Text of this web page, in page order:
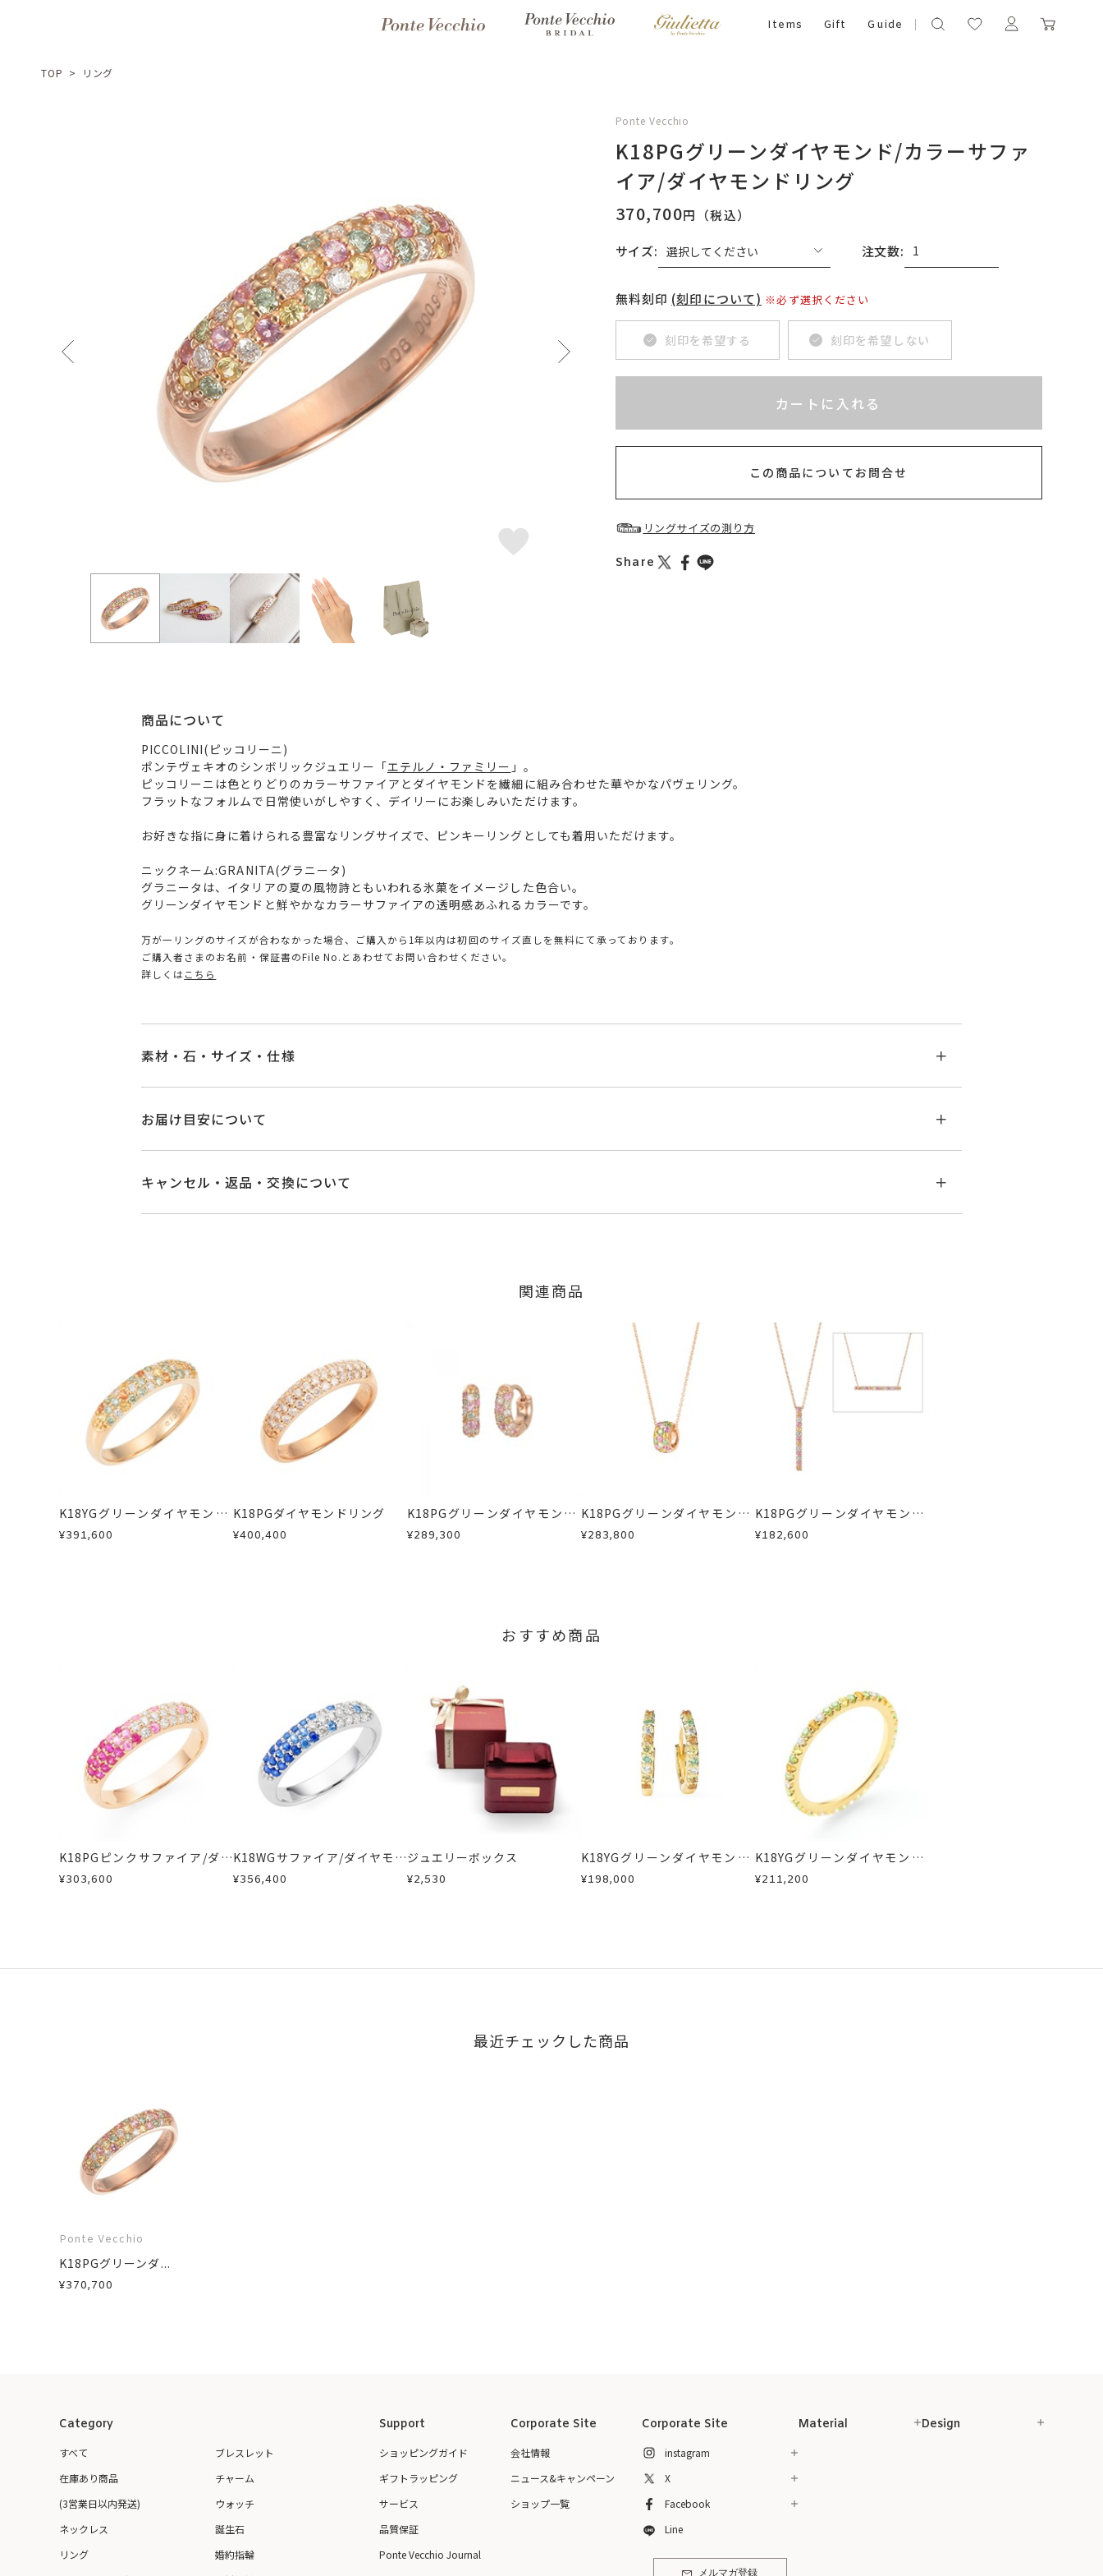
Items Gift Guide
TOP > リング
Ponte Vecchio
K18PGグリーンダイヤモンド/カラーサファ
イア/ダイヤモンドリング
370,700円（税込）
サイズ: 注文数:
無料刻印 (刻印について) ※必ず選択ください
刻印を希望する 刻印を希望しない
カートに入れる
この商品についてお問合せ
リングサイズの測り方
Share
商品について
PICCOLINI(ピッコリーニ)
ポンテヴェキオのシンボリックジュエリー「エテルノ・ファミリー 」。
ピッコリーニは色とりどりのカラーサファイアとダイヤモンドを繊細に組み合わせた華やかなパヴェリング。
フラットなフォルムで日常使いがしやすく、デイリーにお楽しみいただけます。
お好きな指に身に着けられる豊富なリングサイズで、ピンキーリングとしても着用いただけます。
ニックネーム:GRANITA(グラニータ)
グラニータは、イタリアの夏の風物詩ともいわれる氷菓をイメージした色合い。
グリーンダイヤモンドと鮮やかなカラーサファイアの透明感あふれるカラーです。
万が一リングのサイズが合わなかった場合、ご購入から1年以内は初回のサイズ直しを無料にて承っております。
ご購入者さまのお名前・保証書のFile No.とあわせてお問い合わせください。
詳しくは こちら
素材・石・サイズ・仕様
素材 K18ピンクゴールド
グリーンダイヤモンド
サファイア0.24ct
※#16からは19,800円(税込)の加算料金を頂戴しております。
詳細
ハーフエタニティ
カテゴリー リング、 ダイヤモンドリング K18PGリング 、エタニティリング パヴェリング カラーストーンリング
刻印サービス対象商品
※刻印をお入れする場合は、プラス約14営業日ほど頂戴しております。
サイズ#6.5以下のサイズは文字入れ不可。
サイズ#7以上は、5文字まで文字入れ可能。
お届け目安について
ご注文およびご入金確認後、以下の日程にて発送いたします。
■お届け目安が「3営業日以内に発送」の商品
・受注生産となる場合： 商品ページに記載のある目安日数を頂戴し、一から製作いたします。
※お急ぎの方はご注文前にお問い合わせください。事前に現在の納期状況を確認いたします。
お届け予定日はご注文から2営業日以内にメールにてご案内いたします。
キャンセル・返品・交換について
・お客さまのお手元で傷や汚れが発生した商品
・到着後ご連絡無く7日以上経過した商品
・刻印をお入れした商品
・販売期間が限定されている商品
・過度な交換・返品を繰り返している場合
商品の品質には万全を期しておりますが、万が一不良品の場合、またはご注文のお品と異なる場合は、早急に商品を交換させていただきます。
詳細はこちら
関連商品
K18YGグリーンダイヤモンド/
カラーサファイア/ダイヤモン
¥391,600
K18PGダイヤモンドリング
¥400,400
K18PGグリーンダイヤモンド/
カラーサファイア/ダイヤモン
¥289,300
K18PGグリーンダイヤモンド/
カラーサファイア/ダイヤモン
¥283,800
K18PGグリーンダイヤモンド/
カラーサファイア/ダイヤモン
¥182,600
おすすめ商品
K18PGピンクサファイア/ダイ
ヤモンドリング
¥303,600
K18WGサファイア/ダイヤモン
ドリング
¥356,400
ジュエリーボックス
¥2,530
K18YGグリーンダイヤモンド/
カラーサファイア/ダイヤモン
¥198,000
K18YGグリーンダイヤモンド/
カラーサファイア/ダイヤモン
¥211,200
最近チェックした商品
Ponte Vecchio
K18PGグリーンダ...
¥370,700
Category
すべて
在庫あり商品
(3営業日以内発送)
ネックレス
リング
ブレスレット
チャーム
ウォッチ
誕生石
婚約指輪
Support
ショッピングガイド
ギフトラッピング
サービス
品質保証
Ponte Vecchio Journal
Corporate Site
会社情報
ニュース&キャンペーン
ショップ一覧
Corporate Site
instagram
X
Facebook
Line
Material Design